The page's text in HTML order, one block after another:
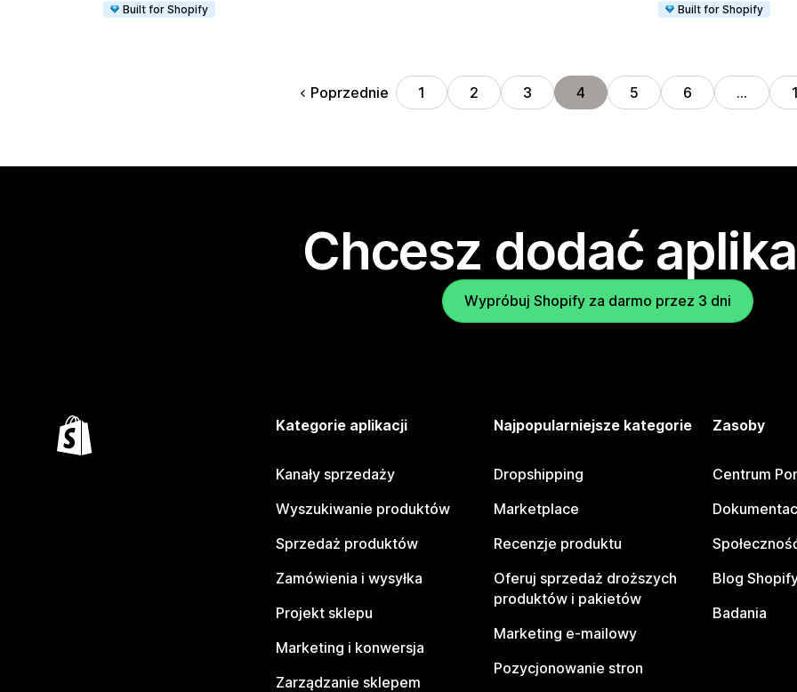
Built for Shopify
Built for Shopify
Poprzednie 1 2 3 4 5 6 …
Chcesz dodać
Wypróbuj Shopify za darmo przez 3 dni
Kategorie aplikacji
Kanały sprzedaży
Wyszukiwanie produktów
Sprzedaż produktów
Zamówienia i wysyłka
Projekt sklepu
Marketing i konwersja
Zarządzanie sklepem
Najpopularniejsze kategorie
Dropshipping
Marketplace
Recenzje produktu
Oferuj sprzedaż droższych
produktów i pakietów
Marketing e-mailowy
Pozycjonowanie stron
Zasoby
Centrum
Blog
Badania